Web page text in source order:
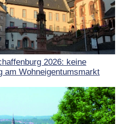
2026: keine
am Wohneigentumsmarkt